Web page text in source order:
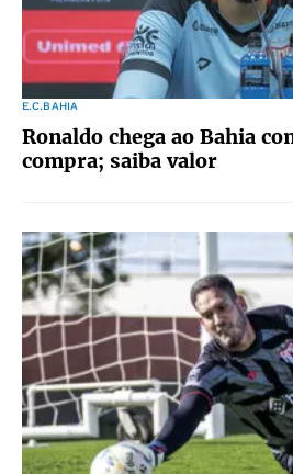
E.C.BAHIA
Ronaldo chega ao Bahia
compra; saiba valor